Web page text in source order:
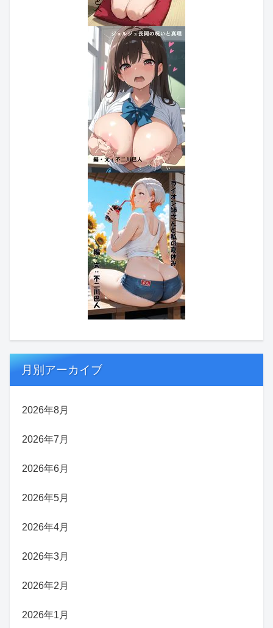
月別アーカイブ
2026年8月
2026年7月
2026年6月
2026年5月
2026年4月
2026年3月
2026年2月
2026年1月